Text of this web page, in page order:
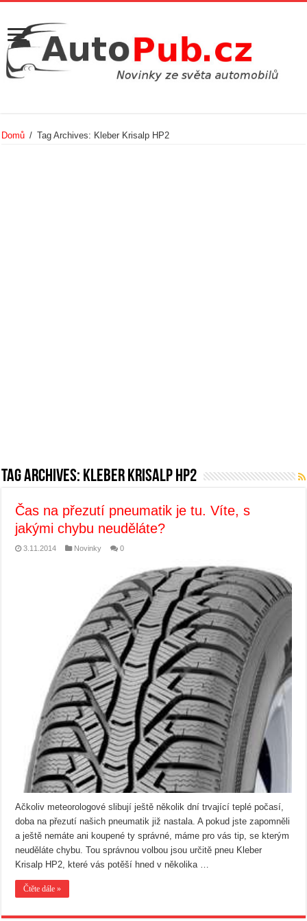
Domů / Tag Archives: Kleber Krisalp HP2
Tag Archives: Kleber Krisalp HP2
Čas na přezutí pneumatik je tu. Víte, s
jakými chybu neuděláte?
3.11.2014 Novinky 0
Ačkoliv meteorologové slibují ještě několik dní trvající teplé počasí,
doba na přezutí našich pneumatik již nastala. A pokud jste zapomněli
a ještě nemáte ani koupené ty správné, máme pro vás tip, se kterým
neuděláte chybu. Tou správnou volbou jsou určitě pneu Kleber
Krisalp HP2, které vás potěší hned v několika …
Čtěte dále »